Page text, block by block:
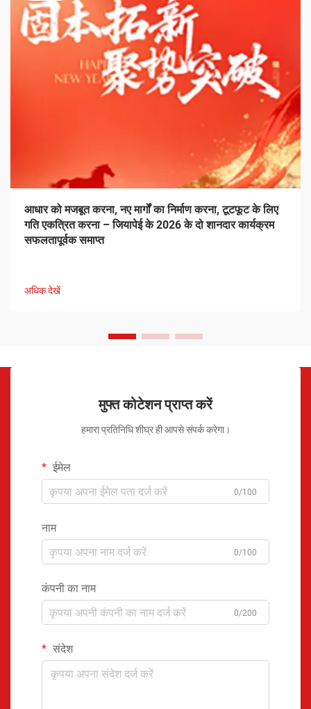
आधार को मजबूत करना, नए मार्गों का निर्माण करना, टूटफूट के लिए
गति एकत्रित करना – जियापेई के 2026 के दो शानदार कार्यक्रम
सफलतापूर्वक समाप्त
अधिक देखें
मुफ्त कोटेशन प्राप्त करें
हमारा प्रतिनिधि शीघ्र ही आपसे संपर्क करेगा।
ईमेल
0/100
नाम
0/100
कंपनी का नाम
0/200
संदेश